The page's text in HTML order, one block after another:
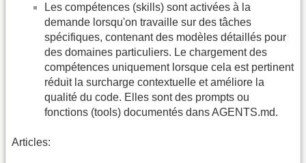
Les compétences (skills) sont activées à la
demande lorsqu'on travaille sur des tâches
spécifiques, contenant des modèles détaillés pour
des domaines particuliers. Le chargement des
compétences uniquement lorsque cela est pertinent
réduit la surcharge contextuelle et améliore la
qualité du code. Elles sont des prompts ou
fonctions (tools) documentés dans AGENTS.md.
Articles: